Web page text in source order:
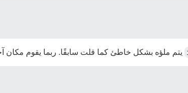
يتم ملؤه بشكل خاطئ كما قلت سابقًا. ربما يقوم مكان